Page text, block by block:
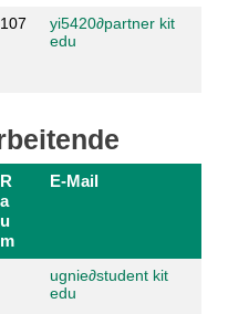
107 yi5420∂partner kit
edu
R
a
u
m
E-Mail
ugnie∂student kit
edu